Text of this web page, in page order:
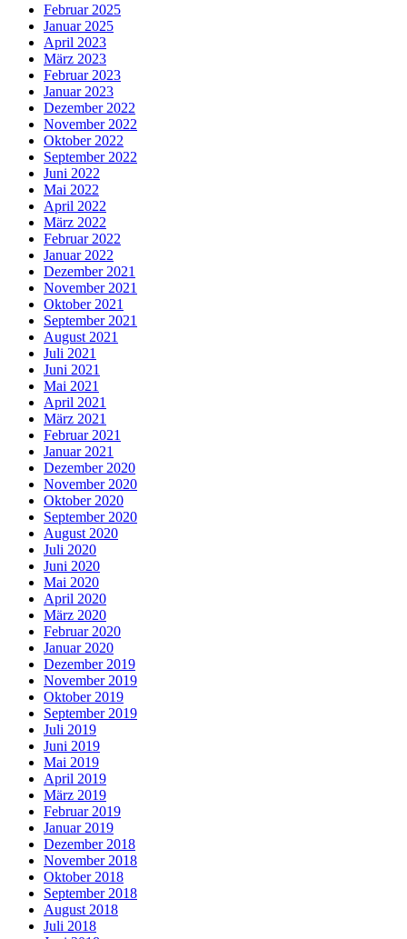
Februar 2025
Januar 2025
April 2023
März 2023
Februar 2023
Januar 2023
Dezember 2022
November 2022
Oktober 2022
September 2022
Juni 2022
Mai 2022
April 2022
März 2022
Februar 2022
Januar 2022
Dezember 2021
November 2021
Oktober 2021
September 2021
August 2021
Juli 2021
Juni 2021
Mai 2021
April 2021
März 2021
Februar 2021
Januar 2021
Dezember 2020
November 2020
Oktober 2020
September 2020
August 2020
Juli 2020
Juni 2020
Mai 2020
April 2020
März 2020
Februar 2020
Januar 2020
Dezember 2019
November 2019
Oktober 2019
September 2019
Juli 2019
Juni 2019
Mai 2019
April 2019
März 2019
Februar 2019
Januar 2019
Dezember 2018
November 2018
Oktober 2018
September 2018
August 2018
Juli 2018